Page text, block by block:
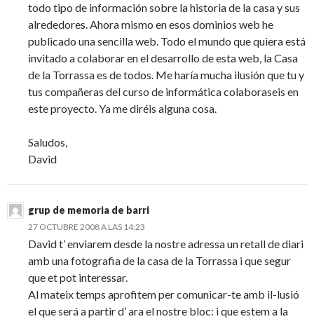
todo tipo de información sobre la historia de la casa y sus
alrededores. Ahora mismo en esos dominios web he
publicado una sencilla web. Todo el mundo que quiera está
invitado a colaborar en el desarrollo de esta web, la Casa
de la Torrassa es de todos. Me haría mucha ilusión que tu y
tus compañeras del curso de informática colaboraseis en
este proyecto. Ya me diréis alguna cosa.
Saludos,
David
grup de memoria de barri
27 OCTUBRE 2008 A LAS 14:23
David t’ enviarem desde la nostre adressa un retall de diari
amb una fotografia de la casa de la Torrassa i que segur
que et pot interessar.
Al mateix temps aprofitem per comunicar-te amb il-lusió
el que será a partir d’ ara el nostre bloc: i que estem a la